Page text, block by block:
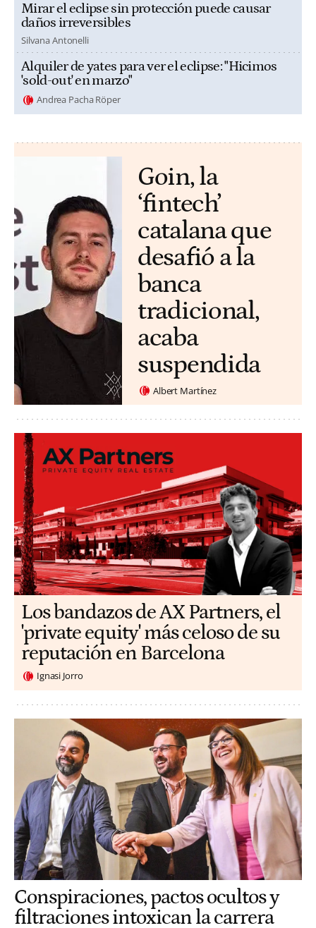
Mirar el eclipse sin protección puede causar
daños irreversibles
Silvana Antonelli
Alquiler de yates para ver el eclipse: "Hicimos
'sold-out' en marzo"
Andrea Pacha Röper
Goin, la
‘fintech’
catalana que
desafió a la
banca
tradicional,
acaba
suspendida
Albert Martínez
Los bandazos de AX Partners, el
'private equity' más celoso de su
reputación en Barcelona
Ignasi Jorro
Conspiraciones, pactos ocultos y
filtraciones intoxican la carrera